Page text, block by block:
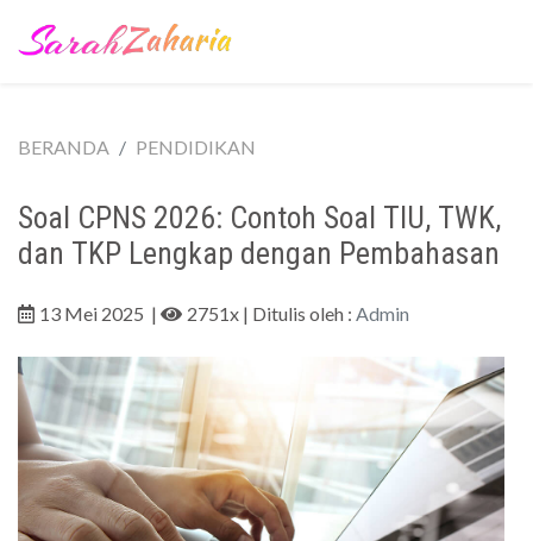
BERANDA PENDIDIKAN
Soal CPNS 2026: Contoh Soal TIU, TWK,
dan TKP Lengkap dengan Pembahasan
13 Mei 2025 | 2751x | Ditulis oleh : Admin